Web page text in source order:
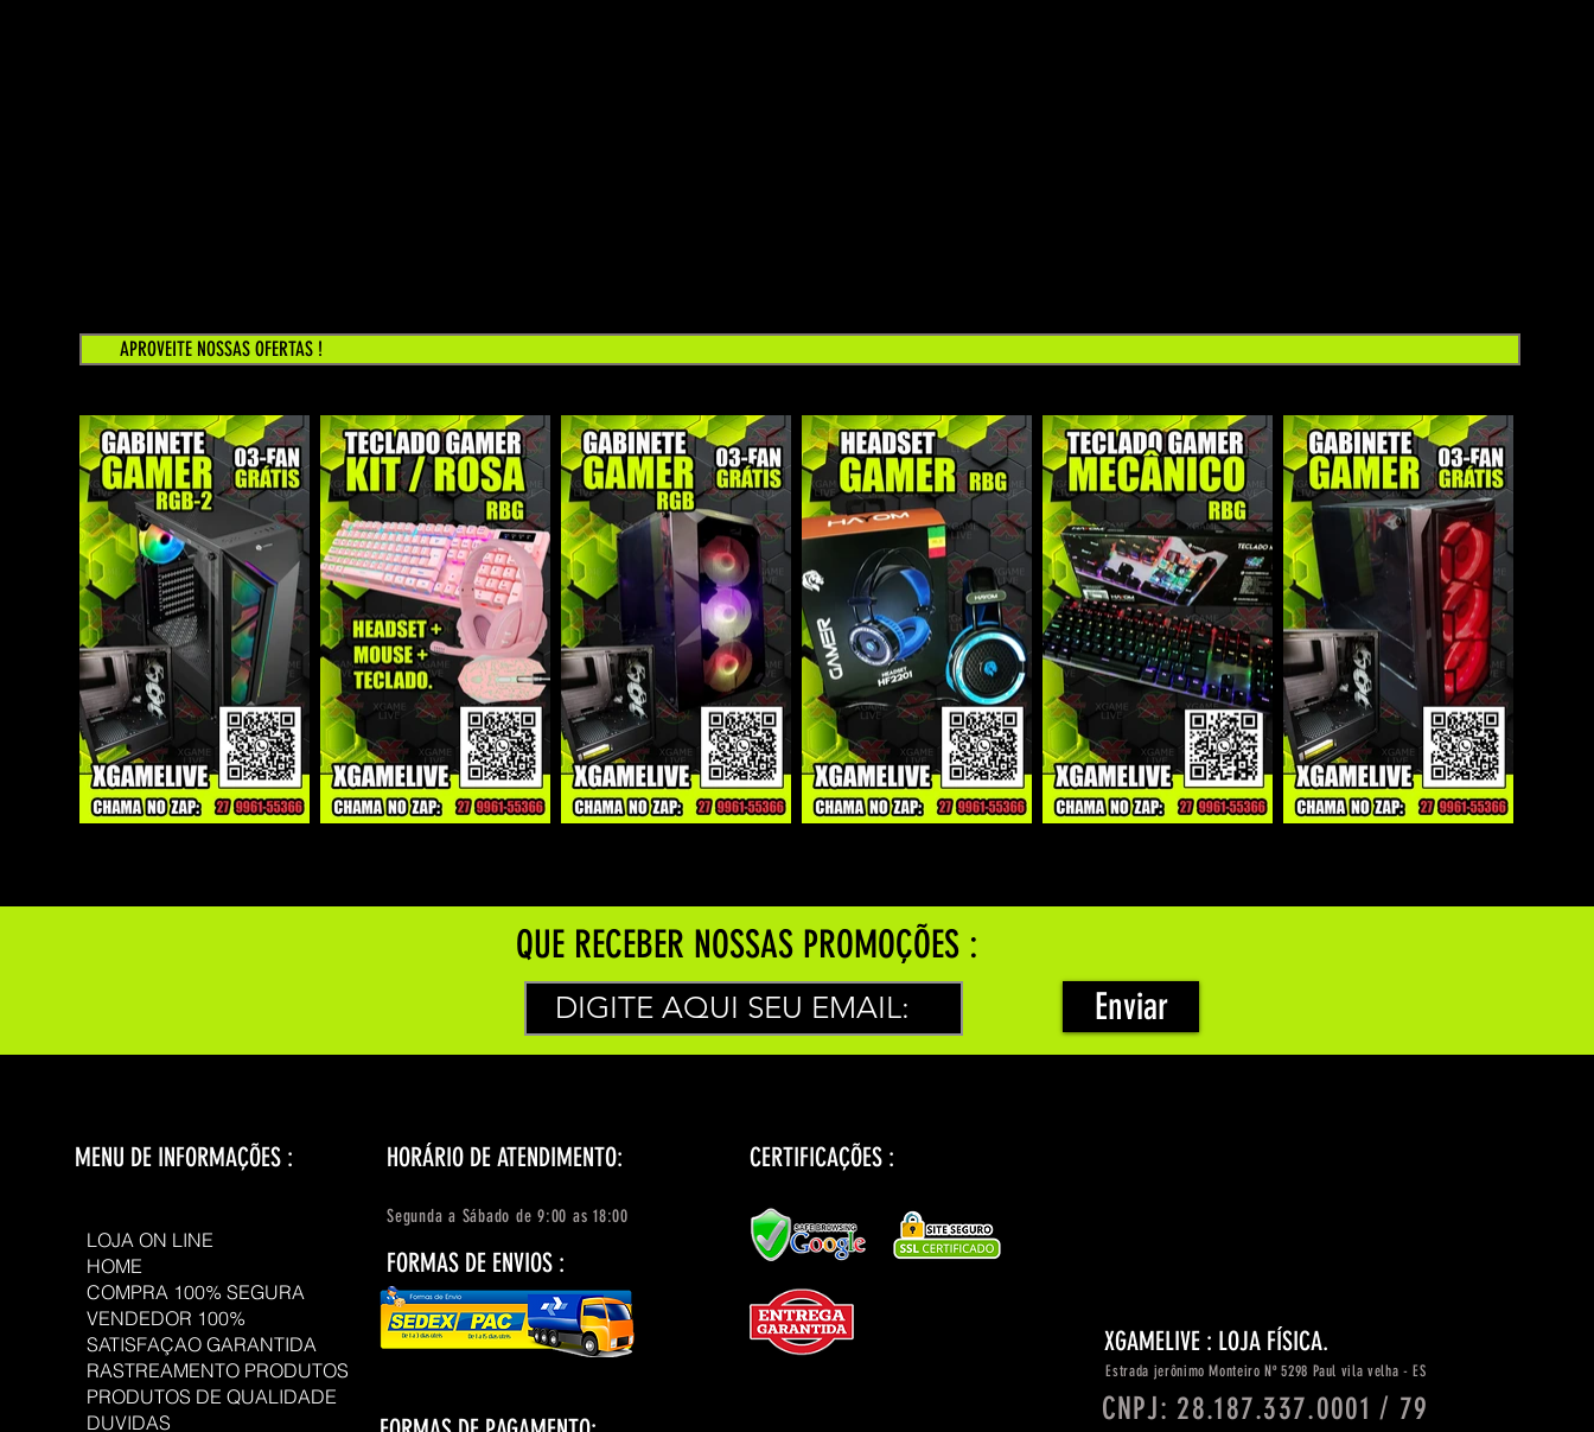
APROVEITE NOSSAS OFERTAS !
QUE RECEBER NOSSAS PROMOÇÕES :
Enviar
MENU DE INFORMAÇÕES :
LOJA ON LINE
HOME
COMPRA 100% SEGURA
VENDEDOR 100%
SATISFAÇAO GARANTIDA
RASTREAMENTO PRODUTOS
PRODUTOS DE QUALIDADE
DUVIDAS
FORMAS DE ENVIOS :
HORÁRIO DE ATENDIMENTO:
XGAMELIVE : LOJA FÍSICA.
CERTIFICAÇÕES :
Segunda a Sábado de 9:00 as 18:00
Estrada jerônimo Monteiro Nº 5298 Paul vila velha - ES
CNPJ: 28.187.337.0001 / 79